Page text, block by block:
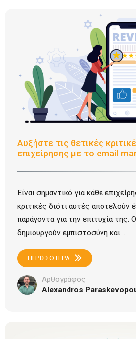
Αυξήστε τις θετικές
επιχείρησης με το email
Είναι σημαντικό για κάθε
κριτικές διότι αυτές αποτελούν
παράγοντα για την επιτυχία της.
δημιουργούν εμπιστοσύνη και ...
ΠΕΡΙΣΣΟΤΕΡΑ
Αρθογράφος
Alexandros